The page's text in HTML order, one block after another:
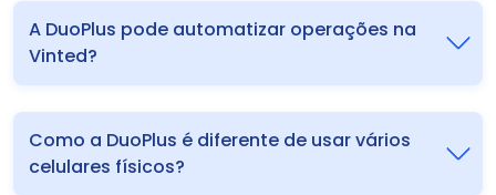
A DuoPlus pode automatizar operações na
Vinted?
Como a DuoPlus é diferente de usar vários
celulares físicos?